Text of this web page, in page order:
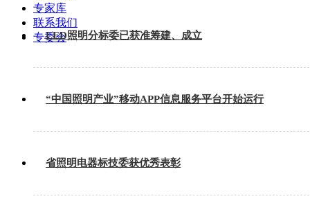
专家库
联系我们
专委会
LED照明分标委已获准筹建、成立
“中国照明产业”移动APP信息服务平台开始运行
省照明电器标技委获优秀表彰